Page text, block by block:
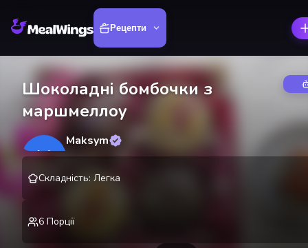
Рецепти
Шоколадні бомбочки з
маршмеллоу
M
Maksym
Складність: Легка
6 Порції